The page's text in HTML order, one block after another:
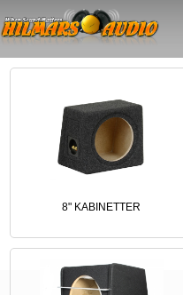
8" KABINETTER